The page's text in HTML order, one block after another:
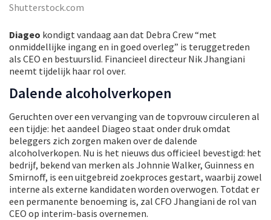
Shutterstock.com
Diageo kondigt vandaag aan dat Debra Crew “met
onmiddellijke ingang en in goed overleg” is teruggetreden
als CEO en bestuurslid. Financieel directeur Nik Jhangiani
neemt tijdelijk haar rol over.
Dalende alcoholverkopen
Geruchten over een vervanging van de topvrouw circuleren al
een tijdje: het aandeel Diageo staat onder druk omdat
beleggers zich zorgen maken over de dalende
alcoholverkopen. Nu is het nieuws dus officieel bevestigd: het
bedrijf, bekend van merken als Johnnie Walker, Guinness en
Smirnoff, is een uitgebreid zoekproces gestart, waarbij zowel
interne als externe kandidaten worden overwogen. Totdat er
een permanente benoeming is, zal CFO Jhangiani de rol van
CEO op interim-basis overnemen.